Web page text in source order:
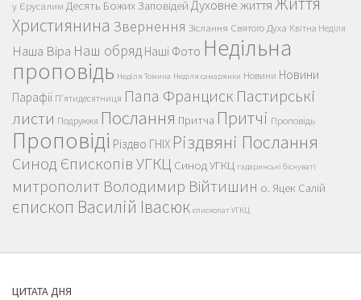
у Єрусалим Десять Божих Заповідей Духовне життя
Християнина Звернення Зіслання Святого Духа Квітна Неділя
Наша Віра Наш обряд Наші Фото Недільна
проповідь Неділя Томина Неділя самарянки Новини Новини
Парафії П'ятидесятниця Папа Франциск Пастирські
листи Подружжя Послання Притча Притчі Проповідь
Проповіді Різдво ГНІХ Різдвяні Послання
Синод Єпископів УГКЦ Синод УГКЦ гадаринські біснуваті
митрополит Володимир Війтишин о. Яцек Салій
єпископ Василій Івасюк єпископат УГКЦ
ЦИТАТА ДНЯ